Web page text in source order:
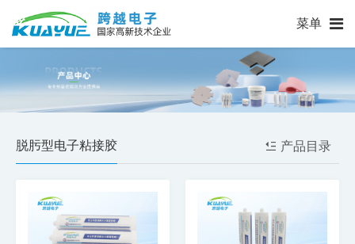
菜单
脱肟型电子粘接胶 产品目录